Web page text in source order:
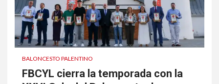
BALONCESTO PALENTINO
FBCYL cierra la temporada con la